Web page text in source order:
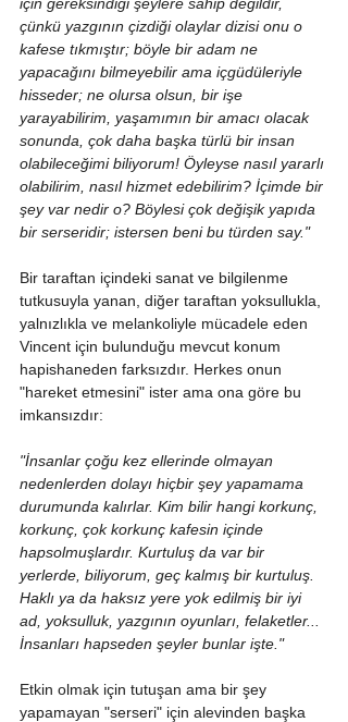
çünkü yazgının çizdiği olaylar dizisi onu o
kafese tıkmıştır; böyle bir adam ne
yapacağını bilmeyebilir ama içgüdüleriyle
hisseder; ne olursa olsun, bir işe
yarayabilirim, yaşamımın bir amacı olacak
sonunda, çok daha başka türlü bir insan
olabileceğimi biliyorum! Öyleyse nasıl yararlı
olabilirim, nasıl hizmet edebilirim? İçimde bir
şey var nedir o? Böylesi çok değişik yapıda
bir serseridir; istersen beni bu türden say."
Bir taraftan içindeki sanat ve bilgilenme
tutkusuyla yanan, diğer taraftan yoksullukla,
yalnızlıkla ve melankoliyle mücadele eden
Vincent için bulunduğu mevcut konum
hapishaneden farksızdır. Herkes onun
"hareket etmesini" ister ama ona göre bu
imkansızdır:
"İnsanlar çoğu kez ellerinde olmayan
nedenlerden dolayı hiçbir şey yapamama
durumunda kalırlar. Kim bilir hangi korkunç,
korkunç, çok korkunç kafesin içinde
hapsolmuşlardır. Kurtuluş da var bir
yerlerde, biliyorum, geç kalmış bir kurtuluş.
Haklı ya da haksız yere yok edilmiş bir iyi
ad, yoksulluk, yazgının oyunları, felaketler...
İnsanları hapseden şeyler bunlar işte."
Etkin olmak için tutuşan ama bir şey
yapamayan "serseri" için alevinden başka